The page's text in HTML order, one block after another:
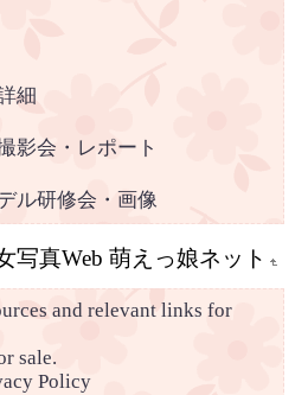
細
影会・レポート
ル研修会・画像
写真Web 萌えっ娘ネット
and relevant links for
sale.
Policy